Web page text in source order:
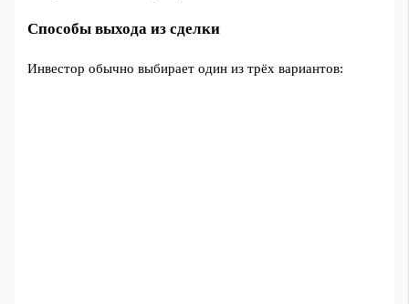
Способы выхода из сделки
Инвестор обычно выбирает один из трёх вариантов: